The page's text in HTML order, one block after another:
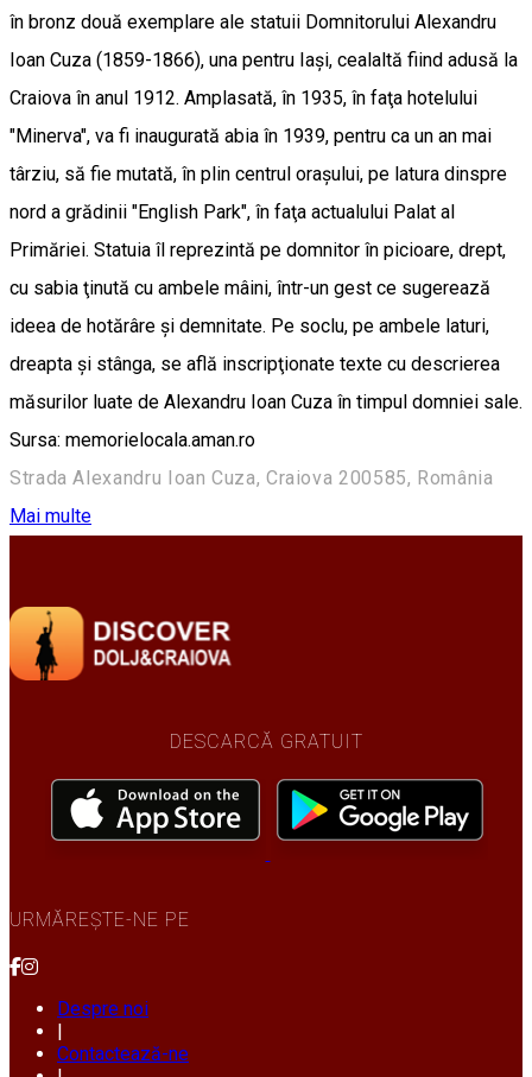
în bronz două exemplare ale statuii Domnitorului Alexandru
Ioan Cuza (1859-1866), una pentru Iaşi, cealaltă fiind adusă la
Craiova în anul 1912. Amplasată, în 1935, în faţa hotelului
"Minerva", va fi inaugurată abia în 1939, pentru ca un an mai
târziu, să fie mutată, în plin centrul oraşului, pe latura dinspre
nord a grădinii "English Park", în faţa actualului Palat al
Primăriei. Statuia îl reprezintă pe domnitor în picioare, drept,
cu sabia ţinută cu ambele mâini, într-un gest ce sugerează
ideea de hotărâre şi demnitate. Pe soclu, pe ambele laturi,
dreapta şi stânga, se află inscripţionate texte cu descrierea
măsurilor luate de Alexandru Ioan Cuza în timpul domniei sale.
Sursa: memorielocala.aman.ro
Strada Alexandru Ioan Cuza, Craiova 200585, România
Mai multe
DESCARCĂ GRATUIT
URMĂREȘTE-NE PE
Despre noi
Contactează-ne